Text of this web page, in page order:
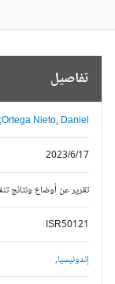
تفاصيل
Ortega Nieto, Daniel;
2023/6/17
تقرير عن أوضاع ونتائج
ISR50121
إندونيسيا,